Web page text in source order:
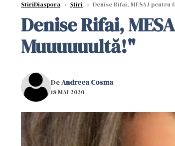
StiriDiaspora › Știri › Denise Rifai, MESAJ pentru
Denise Rifai,
Muuuuuultă!"
DeAndreea Cosma
18 MAI 2020